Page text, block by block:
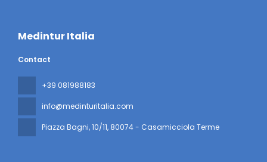
Medintur Italia
Contact
+39 081988183
info@medinturitalia.com
Piazza Bagni, 10/11, 80074 - Casamicciola Terme